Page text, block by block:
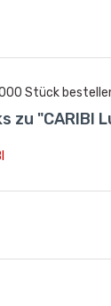
Stück
zu "CARIBI